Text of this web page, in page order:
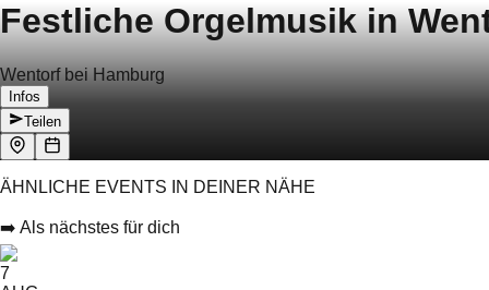
Festliche Orgelmusik in
Wentorf bei Hamburg
Infos
Teilen
ÄHNLICHE EVENTS IN DEINER NÄHE
➡️ Als nächstes für dich
7